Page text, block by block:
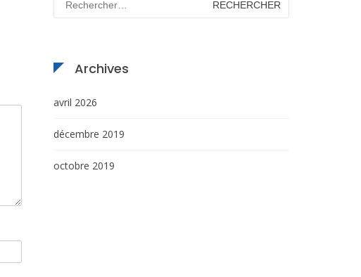
Archives
avril 2026
décembre 2019
octobre 2019